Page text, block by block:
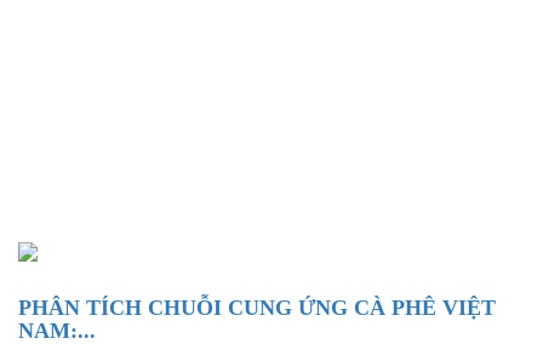
PHÂN TÍCH CHUỖI CUNG ỨNG CÀ PHÊ VIỆT
NAM:...